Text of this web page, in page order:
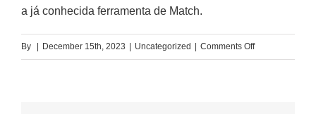
a já conhecida ferramenta de Match.
By | December 15th, 2023 | Uncategorized | Comments Offon
Melhor